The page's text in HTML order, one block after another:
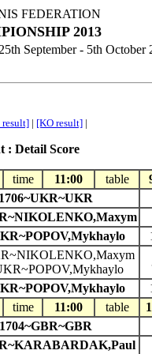
FEDERATION
2013
September - 5th October
result]| [KO result]|
: Detail Score
time 11:00 table
1706~UKR~UKR
time 11:00 table
1704~GBR~GBR